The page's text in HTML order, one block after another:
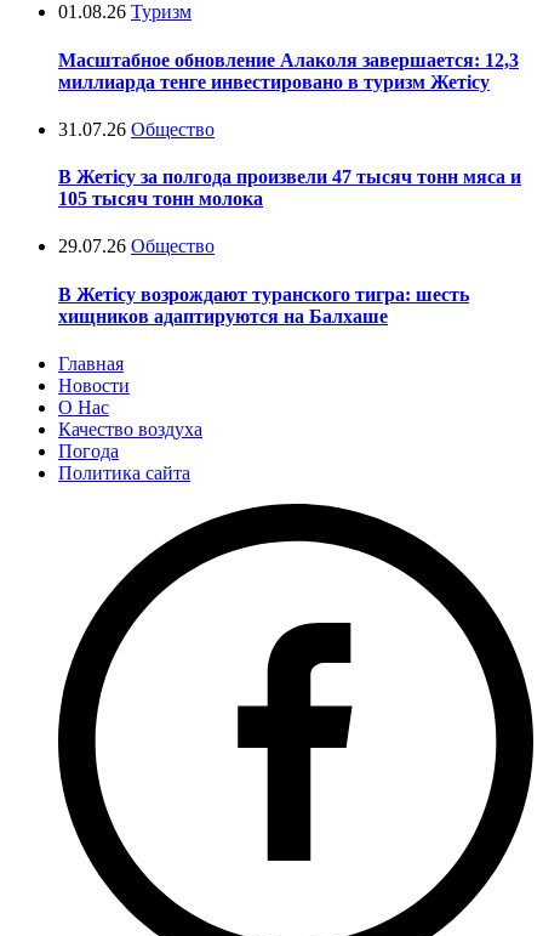
01.08.26 Туризм
Масштабное обновление Алаколя завершается: 12,3
миллиарда тенге инвестировано в туризм Жетісу
31.07.26 Общество
В Жетісу за полгода произвели 47 тысяч тонн мяса и
105 тысяч тонн молока
29.07.26 Общество
В Жетісу возрождают туранского тигра: шесть
хищников адаптируются на Балхаше
Главная
Новости
О Нас
Качество воздуха
Погода
Политика сайта